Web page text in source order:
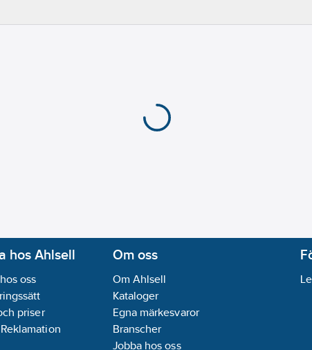
hos Ahlsell
oss
priser
Om oss
Om Ahlsell
Kataloger
Egna märkesvaror
Branscher
Jobba hos oss